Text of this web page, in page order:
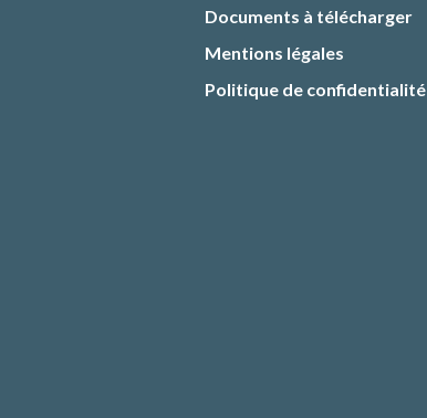
Documents à télécharger
Mentions légales
Politique de confidentialité